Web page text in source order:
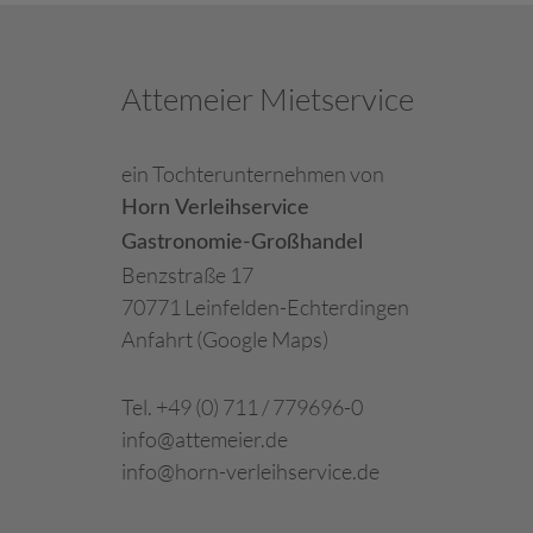
Attemeier Mietservice
ein Tochterunternehmen von
Horn Verleihservice
Gastronomie-Großhandel
Benzstraße 17
70771 Leinfelden-Echterdingen
Anfahrt (Google Maps)
Tel. +49 (0) 711 / 779696-0
info@attemeier.de
info@horn-verleihservice.de